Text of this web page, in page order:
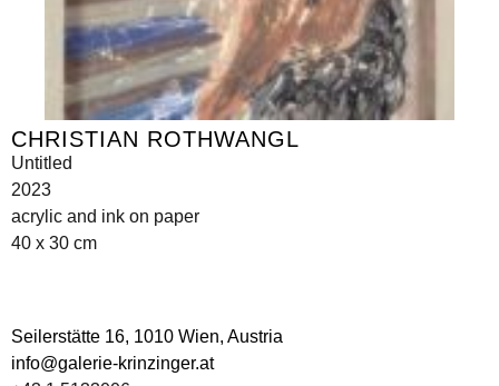
CHRISTIAN ROTHWANGL
Untitled
2023
acrylic and ink on paper
40 x 30 cm
Seilerstätte 16, 1010 Wien, Austria
info@galerie-krinzinger.at